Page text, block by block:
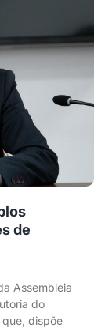
de
Assembleia
do
que, dispõe